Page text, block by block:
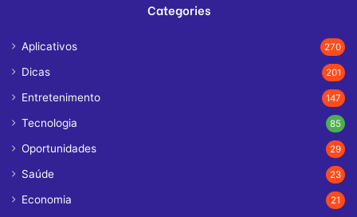
Categories
Aplicativos 270
Dicas 201
Entretenimento 147
Tecnologia 85
Oportunidades 29
Saúde 23
Economia 21